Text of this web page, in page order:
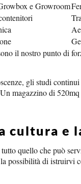
e Growroom
il nostro punto di
gli studi
magazzino di
cultura e
quello che può
possibilità di istruirvi